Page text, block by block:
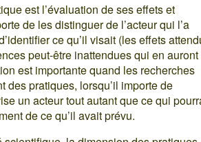
est l’évaluation de ses effets et
de les distinguer de l’acteur qui l’a
ce qu’il visait (les effets
peut-être inattendues qui en auront
est importante quand les recherches
des pratiques, lorsqu’il importe de
un acteur tout autant que ce qui
de ce qu’il avait prévu.